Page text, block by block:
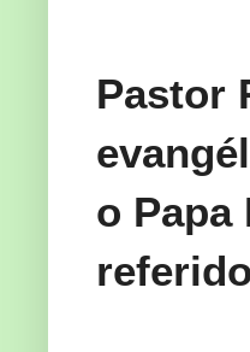
Pastor
o Papa